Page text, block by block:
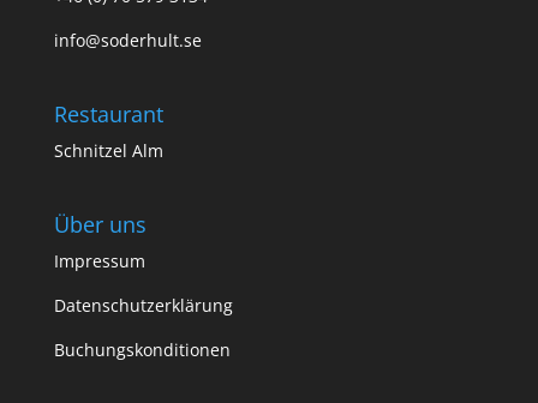
info@soderhult.se
Restaurant
Schnitzel Alm
Über uns
Impressum
Datenschutzerklärung
Buchungskonditionen